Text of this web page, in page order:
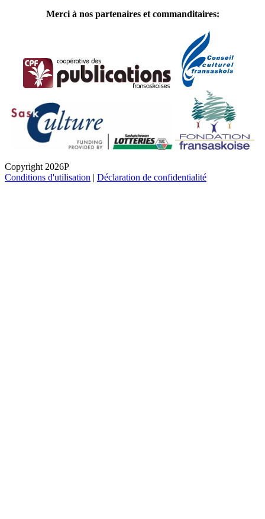
Merci à nos partenaires et commanditaires:
Copyright 2026P
Conditions d'utilisation | Déclaration de confidentialité